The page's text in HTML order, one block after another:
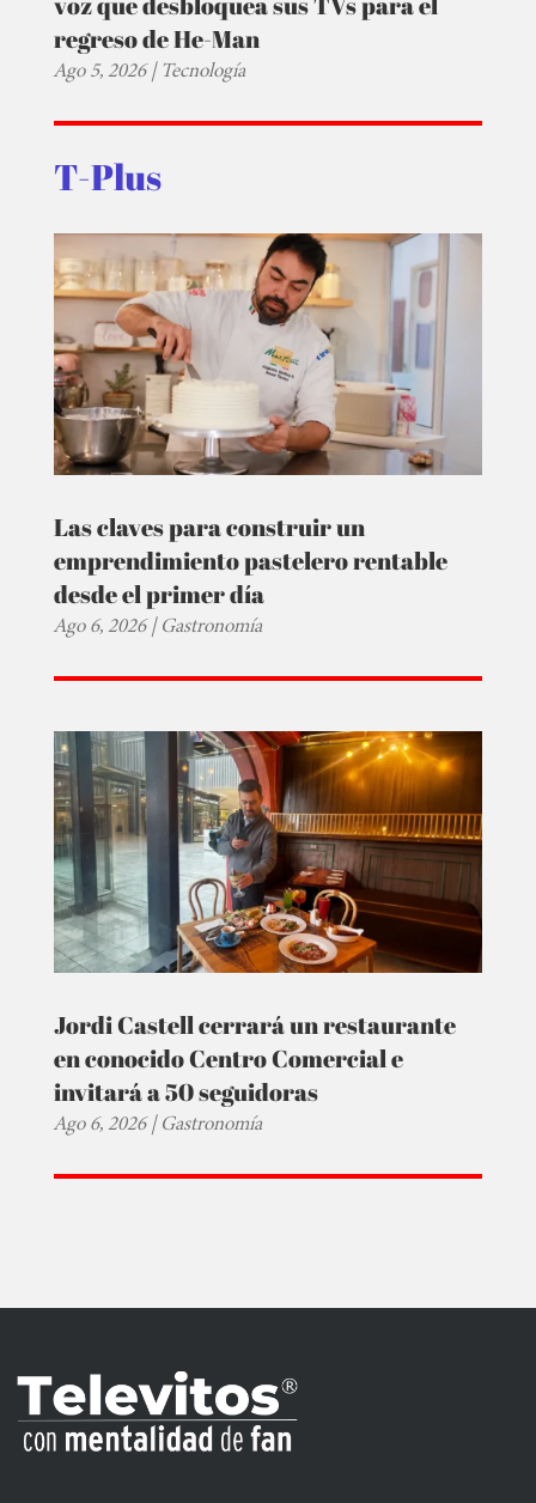
regreso de He-Man
Ago 5, 2026|Tecnología
T-Plus
Las claves para construir un
emprendimiento pastelero rentable
desde el primer día
Ago 6, 2026|Gastronomía
Jordi Castell cerrará un restaurante
en conocido Centro Comercial e
invitará a 50 seguidoras
Ago 6, 2026|Gastronomía